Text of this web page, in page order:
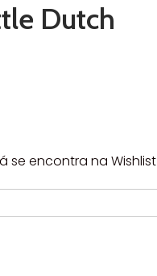
Dutch
se encontra na Wishlist